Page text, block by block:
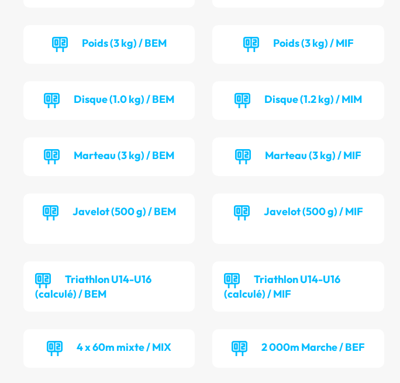
Poids (3 kg) / BEM Poids (3 kg) / MIF
Disque (1.0 kg) / BEM Disque (1.2 kg) / MIM
Marteau (3 kg) / BEM Marteau (3 kg) / MIF
Javelot (500 g) / BEM Javelot (500 g) / MIF
Triathlon U14-U16
(calculé) / BEM
Triathlon U14-U16
(calculé) / MIF
4 x 60m mixte / MIX 2 000m Marche / BEF